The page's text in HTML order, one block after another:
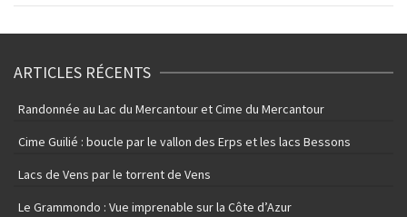
ARTICLES RÉCENTS
Randonnée au Lac du Mercantour et Cime du Mercantour
Cime Guilié : boucle par le vallon des Erps et les lacs Bessons
Lacs de Vens par le torrent de Vens
Le Grammondo : Vue imprenable sur la Côte d’Azur